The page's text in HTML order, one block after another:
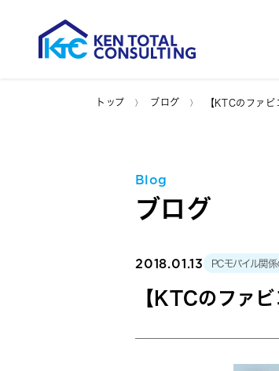
トップ ブログ 【KTCのファ
Blog
ブログ
2018.01.13 PCモバイル関係
【KTCのファ